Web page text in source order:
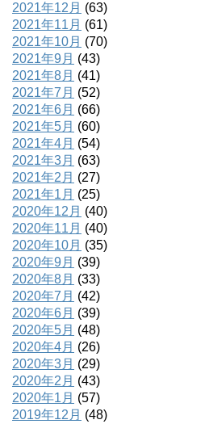
2021年12月 (63)
2021年11月 (61)
2021年10月 (70)
2021年9月 (43)
2021年8月 (41)
2021年7月 (52)
2021年6月 (66)
2021年5月 (60)
2021年4月 (54)
2021年3月 (63)
2021年2月 (27)
2021年1月 (25)
2020年12月 (40)
2020年11月 (40)
2020年10月 (35)
2020年9月 (39)
2020年8月 (33)
2020年7月 (42)
2020年6月 (39)
2020年5月 (48)
2020年4月 (26)
2020年3月 (29)
2020年2月 (43)
2020年1月 (57)
2019年12月 (48)